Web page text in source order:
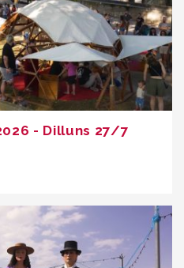
- Dilluns 27/7